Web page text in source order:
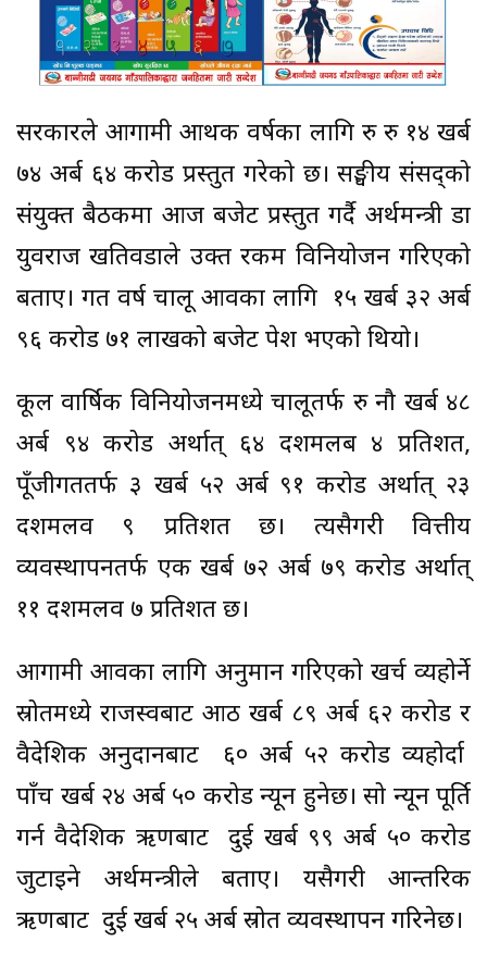
सरकारले आगामी आर्थिक वर्षका लागि रु रु १४ खर्ब
७४ अर्ब ६४ करोड प्रस्तुत गरेको छ। सङ्घीय संसद्को
संयुक्त बैठकमा आज बजेट प्रस्तुत गर्दै अर्थमन्त्री डा
युवराज खतिवडाले उक्त रकम विनियोजन गरिएको
बताए। गत वर्ष चालू आवका लागि १५ खर्ब ३२ अर्ब
९६ करोड ७१ लाखको बजेट पेश भएको थियो।
कूल वार्षिक विनियोजनमध्ये चालूतर्फ रु नौ खर्ब ४८
अर्ब ९४ करोड अर्थात् ६४ दशमलब ४ प्रतिशत,
पूँजीगततर्फ ३ खर्ब ५२ अर्ब ९१ करोड अर्थात् २३
दशमलव ९ प्रतिशत छ। त्यसैगरी वित्तीय
व्यवस्थापनतर्फ एक खर्ब ७२ अर्ब ७९ करोड अर्थात्
११ दशमलव ७ प्रतिशत छ।
आगामी आवका लागि अनुमान गरिएको खर्च व्यहोर्ने
स्रोतमध्ये राजस्वबाट आठ खर्ब ८९ अर्ब ६२ करोड र
वैदेशिक अनुदानबाट ६० अर्ब ५२ करोड व्यहोर्दा
पाँच खर्ब २४ अर्ब ५० करोड न्यून हुनेछ। सो न्यून पूर्ति
गर्न वैदेशिक ऋणबाट दुई खर्ब ९९ अर्ब ५० करोड
जुटाइने अर्थमन्त्रीले बताए। यसैगरी आन्तरिक
ऋणबाट दुई खर्ब २५ अर्ब स्रोत व्यवस्थापन गरिनेछ।